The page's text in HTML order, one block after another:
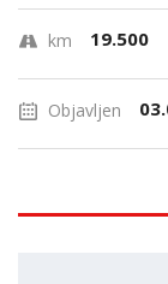
km 19.500
Objavljen